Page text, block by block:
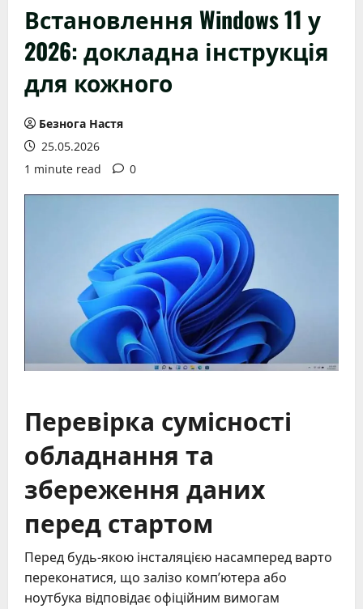
Встановлення Windows 11 у
2026: докладна інструкція
для кожного
Безнога Настя
25.05.2026
1 minute read
0
Перевірка сумісності
обладнання та
збереження даних
перед стартом
Перед будь-якою інсталяцією насамперед варто
переконатися, що залізо комп’ютера або
ноутбука відповідає офіційним вимогам